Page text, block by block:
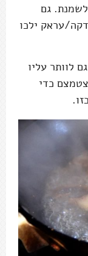
לשמנת. גם
עראק ילכו
לוותר עליו
כדי